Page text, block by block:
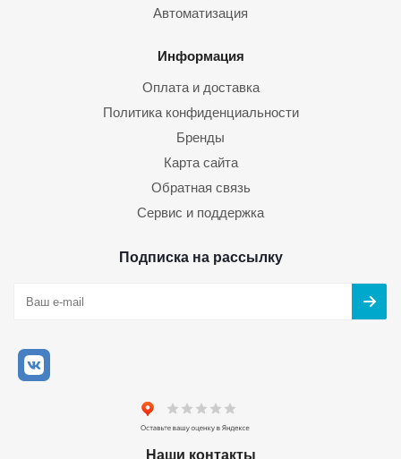
Автоматизация
Информация
Оплата и доставка
Политика конфиденциальности
Бренды
Карта сайта
Обратная связь
Сервис и поддержка
Подписка на рассылку
Наши контакты